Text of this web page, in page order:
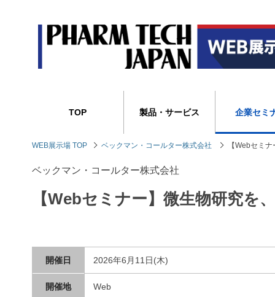
TOP 製品・サービス 企業セミ
WEB展示場 TOP ベックマン・コールター株式会社 【Webセミ
ベックマン・コールター株式会社
【Webセミナー】微生物研究を
開催日 2026年6月11日(木)
開催地 Web